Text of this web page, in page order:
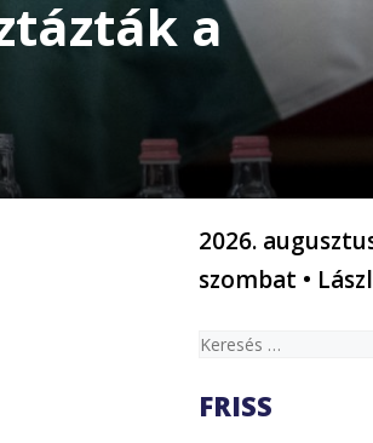
a
2026.
szombat •
Keresés:
FRISS